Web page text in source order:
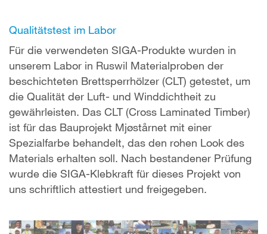
Qualitätstest im Labor
Für die verwendeten SIGA-Produkte wurden in
unserem Labor in Ruswil Materialproben der
beschichteten Brettsperrhölzer (CLT) getestet, um
die Qualität der Luft- und Winddichtheit zu
gewährleisten. Das CLT (Cross Laminated Timber)
ist für das Bauprojekt Mjøstårnet mit einer
Spezialfarbe behandelt, das den rohen Look des
Materials erhalten soll. Nach bestandener Prüfung
wurde die SIGA-Klebkraft für dieses Projekt von
uns schriftlich attestiert und freigegeben.